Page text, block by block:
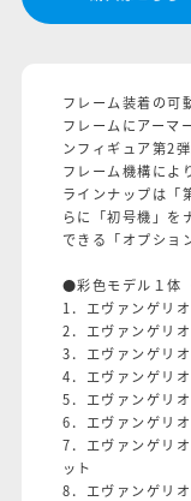
フレーム装着の可
フレームにアーマ
ンフィギュア第2弾
フレーム機構によ
ラインナップは「
らに「初号機」を
できる「オプショ
●彩色モデル１体
1．エヴァンゲリ
2．エヴァンゲリ
3．エヴァンゲリ
4．エヴァンゲリ
5．エヴァンゲリ
6．エヴァンゲリ
7．エヴァンゲリ
ット
8．エヴァンゲリ